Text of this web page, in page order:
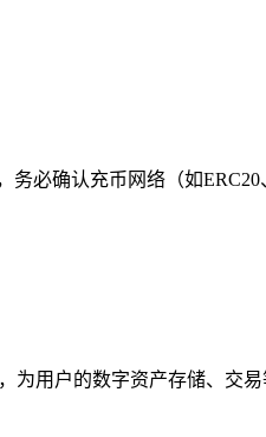
必确认充币网络（如ERC20
为用户的数字资产存储、交易